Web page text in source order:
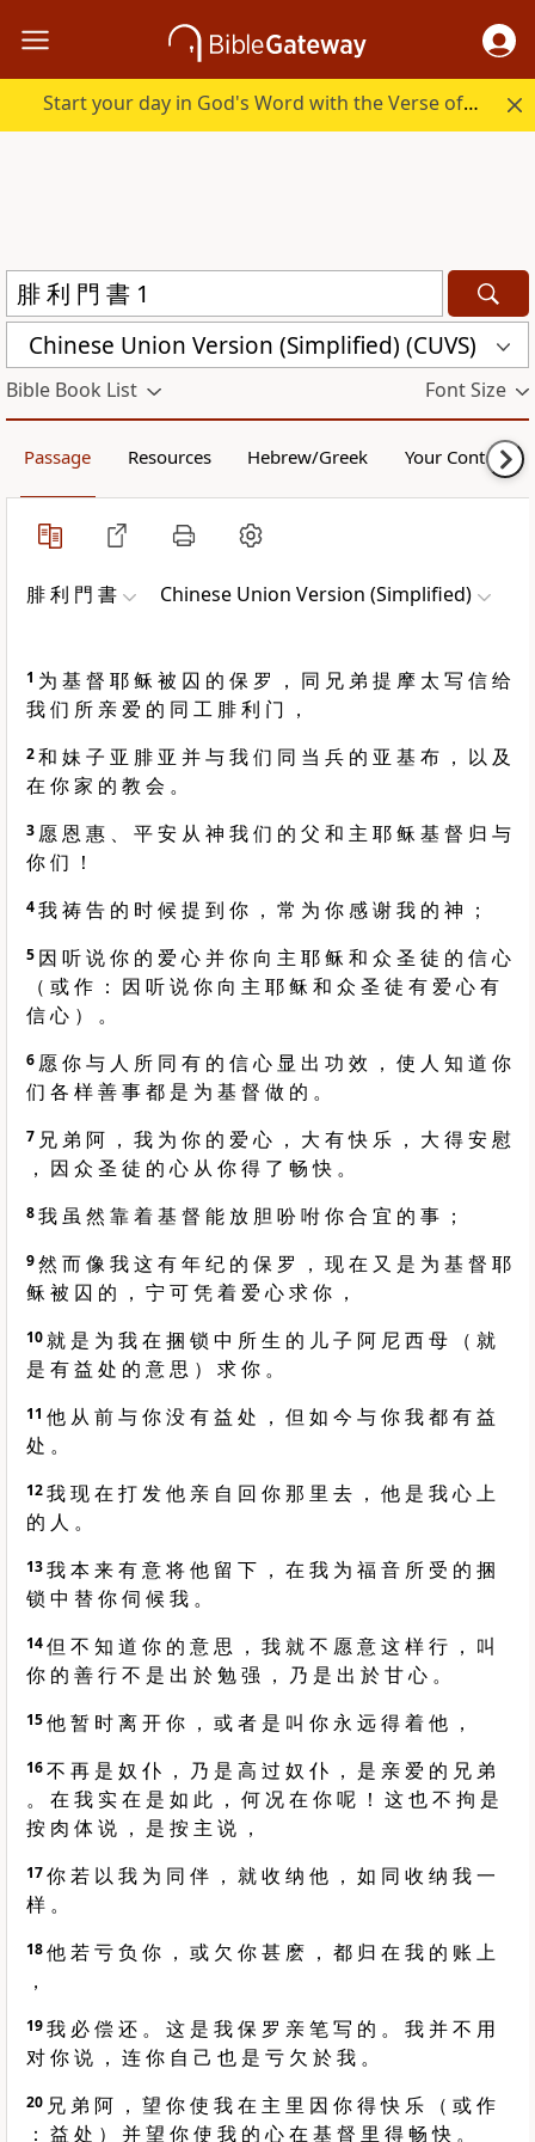
Start your day in God's Word with the Verse of the Day.
Chinese Union Version (Simplified) (CUVS)
Bible Book List Font Size
Passage Resources Hebrew/Greek Your Content
腓 利 門 書 Chinese Union Version (Simplified)
1 为 基 督 耶 稣 被 囚 的 保 罗 ， 同 兄 弟 提 摩 太 写 信 给
我 们 所 亲 爱 的 同 工 腓 利 门 ，
2和 妹 子 亚 腓 亚 并 与 我 们 同 当 兵 的 亚 基 布 ， 以 及
在 你 家 的 教 会 。
3 愿 恩 惠 、 平 安 从 神 我 们 的 父 和 主 耶 稣 基 督 归 与
你 们 ！
4我 祷 告 的 时 候 提 到 你 ， 常 为 你 感 谢 我 的 神 ；
5 因 听 说 你 的 爱 心 并 你 向 主 耶 稣 和 众 圣 徒 的 信 心
（ 或 作 ： 因 听 说 你 向 主 耶 稣 和 众 圣 徒 有 爱 心 有
信 心 ） 。
6 愿 你 与 人 所 同 有 的 信 心 显 出 功 效 ， 使 人 知 道 你
们 各 样 善 事 都 是 为 基 督 做 的 。
7 兄 弟 阿 ， 我 为 你 的 爱 心 ， 大 有 快 乐 ， 大 得 安 慰
， 因 众 圣 徒 的 心 从 你 得 了 畅 快 。
8我 虽 然 靠 着 基 督 能 放 胆 吩 咐 你 合 宜 的 事 ；
9然 而 像 我 这 有 年 纪 的 保 罗 ， 现 在 又 是 为 基 督 耶
稣 被 囚 的 ， 宁 可 凭 着 爱 心 求 你 ，
10就 是 为 我 在 捆 锁 中 所 生 的 儿 子 阿 尼 西 母 （ 就
是 有 益 处 的 意 思 ） 求 你 。
11 他 从 前 与 你 没 有 益 处 ， 但 如 今 与 你 我 都 有 益
处 。
12我 现 在 打 发 他 亲 自 回 你 那 里 去 ， 他 是 我 心 上
的 人 。
13我 本 来 有 意 将 他 留 下 ， 在 我 为 福 音 所 受 的 捆
锁 中 替 你 伺 候 我 。
14但 不 知 道 你 的 意 思 ， 我 就 不 愿 意 这 样 行 ， 叫
你 的 善 行 不 是 出 於 勉 强 ， 乃 是 出 於 甘 心 。
15他 暂 时 离 开 你 ， 或 者 是 叫 你 永 远 得 着 他 ，
16不 再 是 奴 仆 ， 乃 是 高 过 奴 仆 ， 是 亲 爱 的 兄 弟
。 在 我 实 在 是 如 此 ， 何 况 在 你 呢 ！ 这 也 不 拘 是
按 肉 体 说 ， 是 按 主 说 ，
17你 若 以 我 为 同 伴 ， 就 收 纳 他 ， 如 同 收 纳 我 一
样 。
18他 若 亏 负 你 ， 或 欠 你 甚 麽 ， 都 归 在 我 的 账 上
，
19我 必 偿 还 。 这 是 我 保 罗 亲 笔 写 的 。 我 并 不 用
对 你 说 ， 连 你 自 己 也 是 亏 欠 於 我 。
20 兄 弟 阿 ， 望 你 使 我 在 主 里 因 你 得 快 乐 （ 或 作
： 益 处 ） 并 望 你 使 我 的 心 在 基 督 里 得 畅 快 。